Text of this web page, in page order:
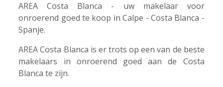
AREA Costa Blanca - uw makelaar voor
onroerend goed te koop in Calpe - Costa Blanca -
Spanje.
AREA Costa Blanca is er trots op een van de beste
makelaars in onroerend goed aan de Costa
Blanca te zijn.